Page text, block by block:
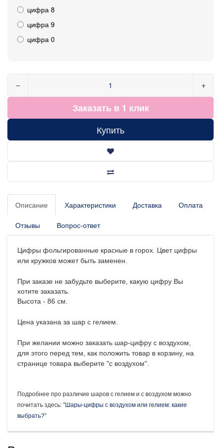
цифра 8
цифра 9
цифра 0
− +
Заказать в 1 клик
Купить
Описание Характеристики Доставка Оплата
Отзывы Вопрос-ответ
Цифры фольгированные красные в горох. Цвет цифры
или кружков может быть заменен.
При заказе не забудьте выберите, какую цифру Вы
хотите заказать.
Высота - 86 см.
Цена указана за шар с гелием.
При желании можно заказать шар-цифру с воздухом,
для этого перед тем, как положить товар в корзину, на
странице товара выберите "с воздухом".
Подробнее про различие шаров с гелием и с воздухом можно
почитать здесь: "Шары-цифры с воздухом или гелием: какие
выбрать?"